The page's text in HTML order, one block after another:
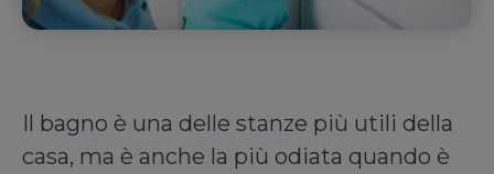
Il bagno è una delle stanze più utili della
casa, ma è anche la più odiata quando è